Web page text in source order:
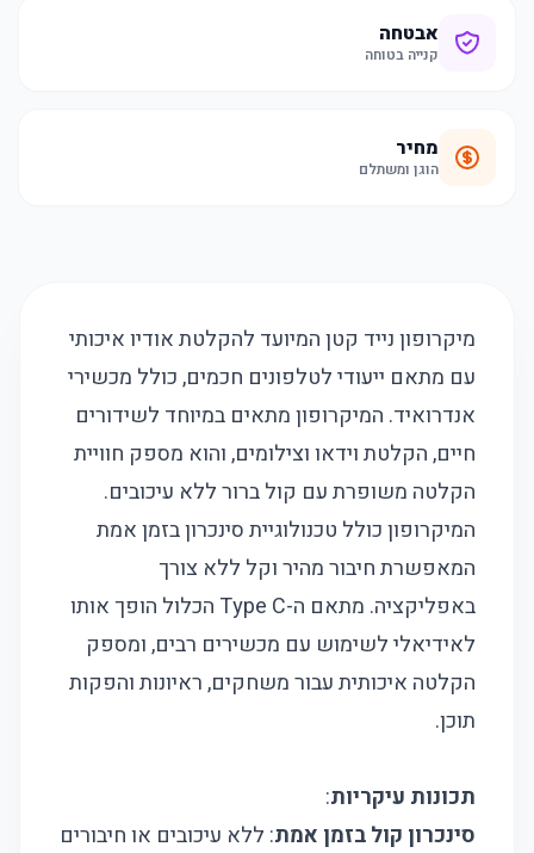
אבטחה
קנייה בטוחה
מחיר
הוגן ומשתלם
מיקרופון נייד קטן המיועד להקלטת אודיו איכותי
עם מתאם ייעודי לטלפונים חכמים, כולל מכשירי
אנדרואיד. המיקרופון מתאים במיוחד לשידורים
חיים, הקלטת וידאו וצילומים, והוא מספק חוויית
הקלטה משופרת עם קול ברור ללא עיכובים.
המיקרופון כולל טכנולוגיית סינכרון בזמן אמת
המאפשרת חיבור מהיר וקל ללא צורך
באפליקציה. מתאם ה-Type C הכלול הופך אותו
לאידיאלי לשימוש עם מכשירים רבים, ומספק
הקלטה איכותית עבור משחקים, ראיונות והפקות
תוכן.
תכונות עיקריות:
סינכרון קול בזמן אמת: ללא עיכובים או חיבורים